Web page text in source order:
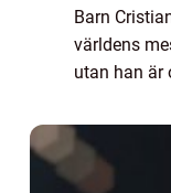
Barn
världens
utan han är
av hans liv